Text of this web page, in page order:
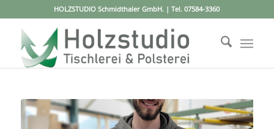
HOLZSTUDIO Schmidthaler GmbH. | Tel.07584-3360